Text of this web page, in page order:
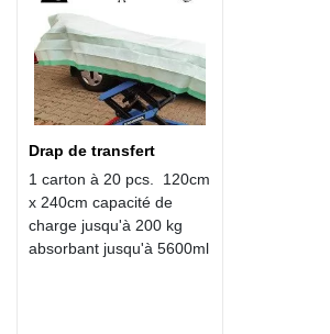
Drap de transfert
1 carton à 20 pcs. 120cm
x 240cm capacité de
charge jusqu'à 200 kg
absorbant jusqu'à 5600ml